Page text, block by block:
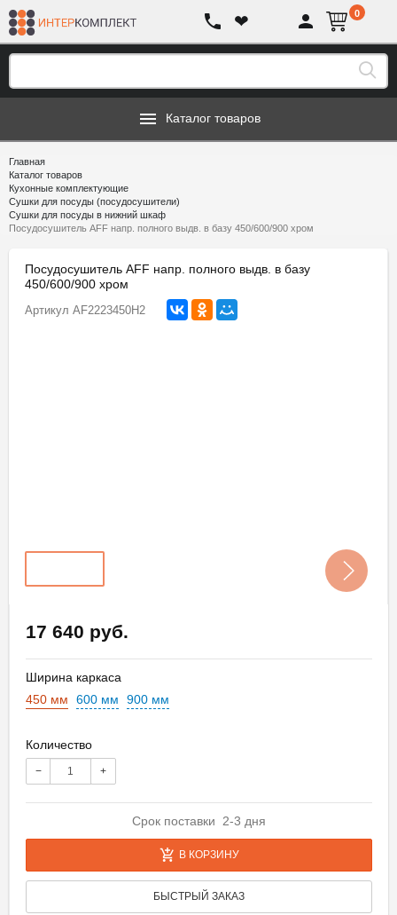
❤ 0
Каталог товаров
Главная
Каталог товаров
Кухонные комплектующие
Сушки для посуды (посудосушители)
Сушки для посуды в нижний шкаф
Посудосушитель AFF напр. полного выдв. в базу 450/600/900 хром
Посудосушитель AFF напр. полного выдв. в базу
450/600/900 хром
Артикул AF2223450H2
17 640 руб.
Ширина каркаса
450 мм
600 мм 900 мм
Количество
− +
Срок поставки 2-3 дня
В КОРЗИНУ
БЫСТРЫЙ ЗАКАЗ